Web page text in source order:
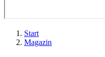
Start
Magazin